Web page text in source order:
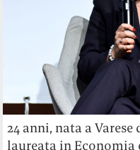
24 anni, nata a
laureata in